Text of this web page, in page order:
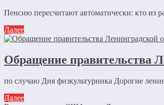
Пенсию пересчитают автоматически: кто из
Далее
Обращение правительства
по случаю Дня физкультурника Дорогие
Далее